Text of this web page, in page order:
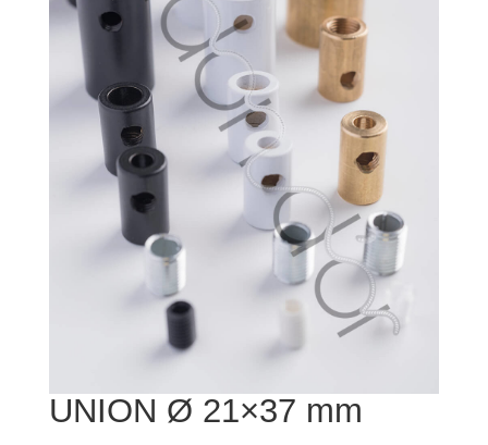
UNION Ø 21×37 mm